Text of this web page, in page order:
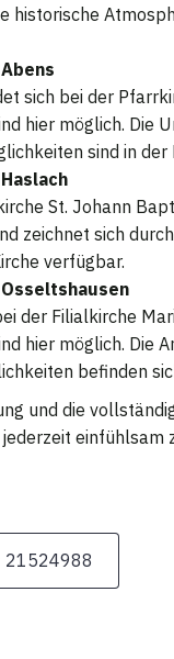
historische
sich bei der
hier möglich. Die
sind in der
St. Johann
zeichnet sich
verfügbar.
der Filialkirche
hier möglich. Die
befinden
und die
einfühlsam
21524988